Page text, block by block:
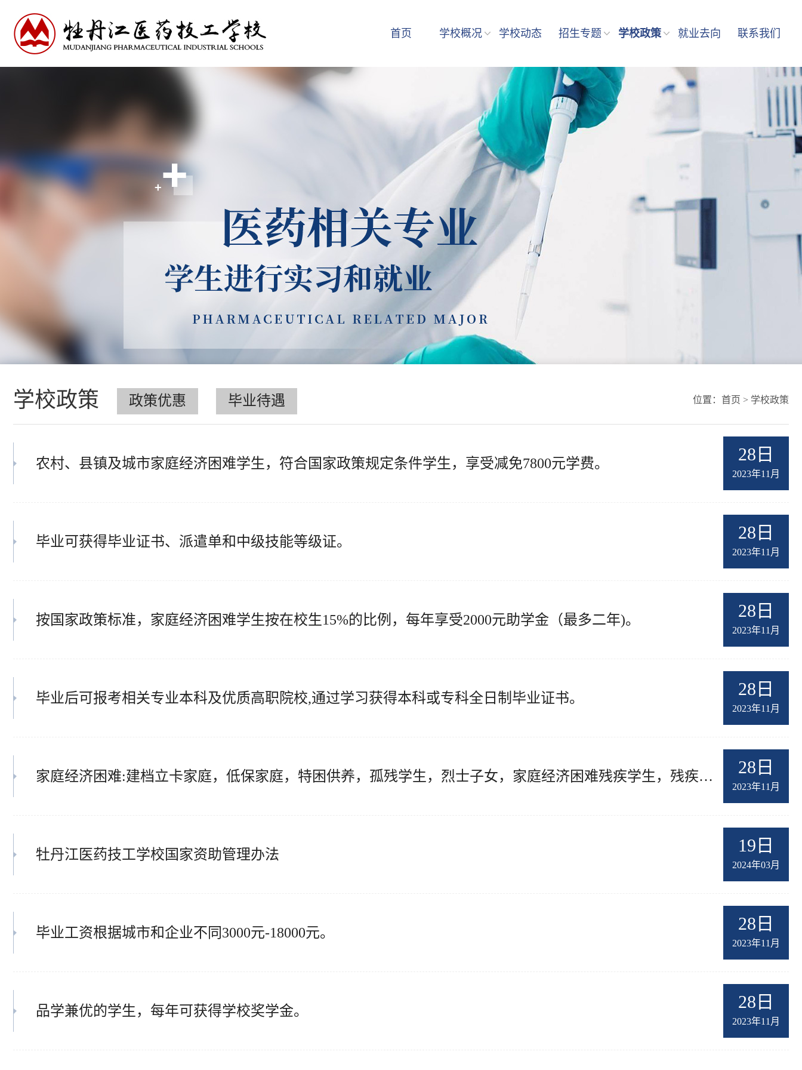
首页 学校概况 学校动态 招生专题
招生计划
报考与入学
专业深造
学校政策
政策优惠
就业去向 联系我们
学校政策 政策优惠 毕业待遇 位置： 首页 > 学校政策
农村、县镇及城市家庭经济困难学生，符合国家政策规定条件学生，享受减免7800元学费。 28日
2023年11月
毕业可获得毕业证书、派遣单和中级技能等级证。 28日
2023年11月
按国家政策标准，家庭经济困难学生按在校生15%的比例，每年享受2000元助学金（最多二年)。 28日
2023年11月
毕业后可报考相关专业本科及优质高职院校,通过学习获得本科或专科全日制毕业证书。 28日
2023年11月
家庭经济困难:建档立卡家庭，低保家庭，特困供养，孤残学生，烈士子女，家庭经济困难残疾学生，残疾人子女，还可获得助学贷款。 28日
2023年11月
牡丹江医药技工学校国家资助管理办法 19日
2024年03月
毕业工资根据城市和企业不同3000元-18000元。 28日
2023年11月
品学兼优的学生，每年可获得学校奖学金。 28日
2023年11月